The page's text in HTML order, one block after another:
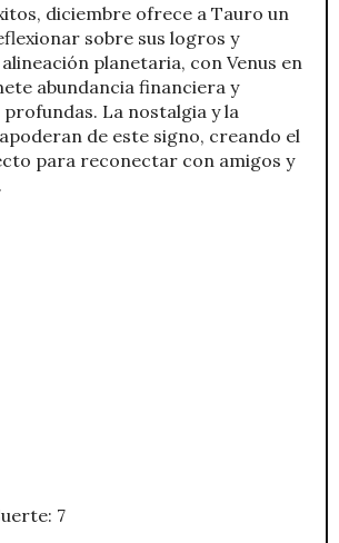
diciembre ofrece a Tauro un
sobre sus logros y
planetaria, con Venus en
abundancia financiera y
La nostalgia y la
de este signo, creando el
para reconectar con amigos y
7